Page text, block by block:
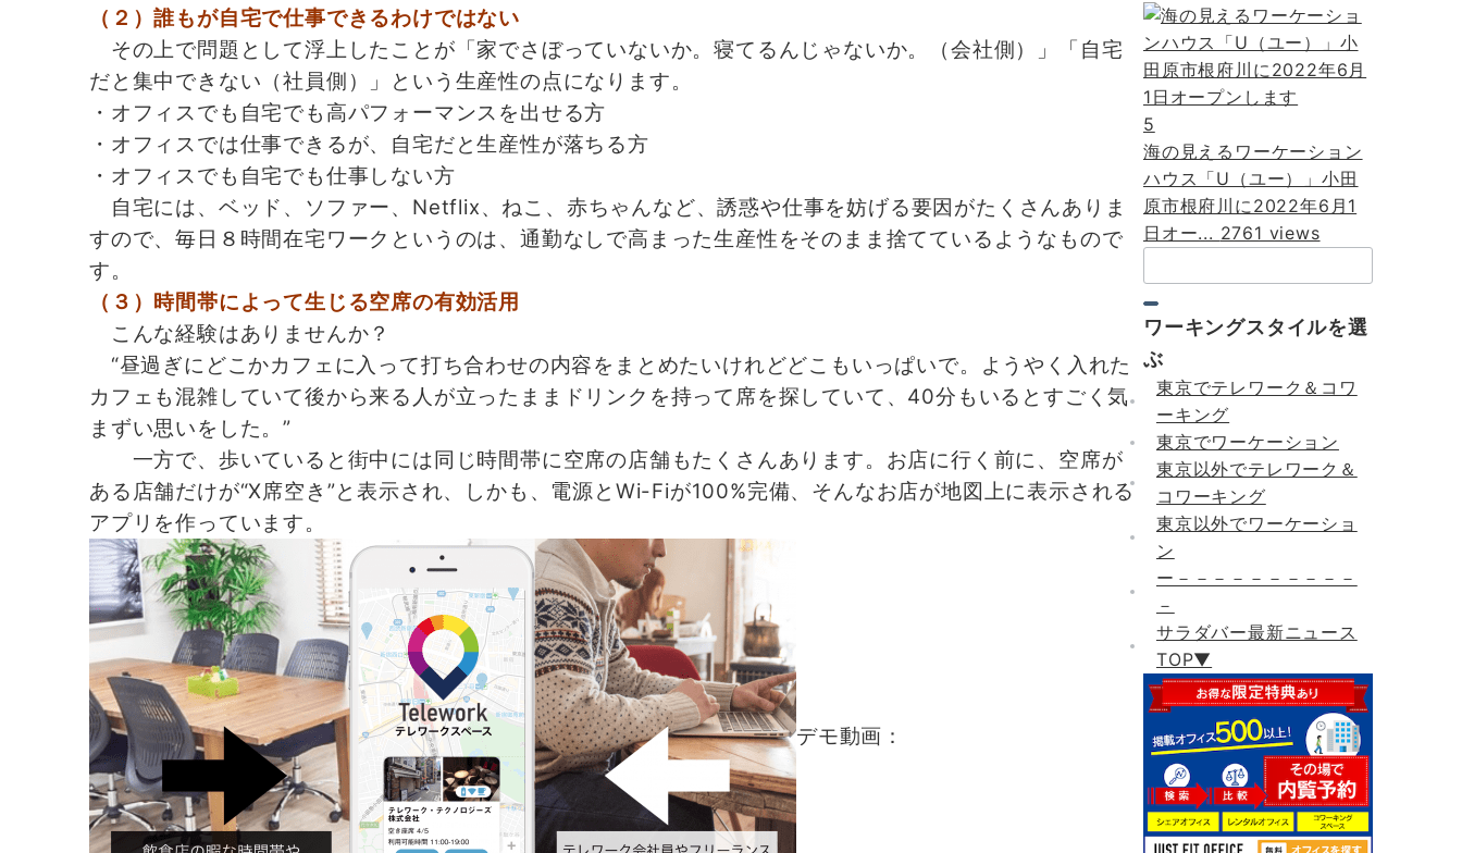
（２）誰もが自宅で仕事できるわけではない
その上で問題として浮上したことが「家でさぼっていないか。寝てるんじゃないか。（会社側）」「自宅
だと集中できない（社員側）」という生産性の点になります。
・オフィスでも自宅でも高パフォーマンスを出せる方
・オフィスでは仕事できるが、自宅だと生産性が落ちる方
・オフィスでも自宅でも仕事しない方
自宅には、ベッド、ソファー、Netflix、ねこ、赤ちゃんなど、誘惑や仕事を妨げる要因がたくさんありま
すので、毎日８時間在宅ワークというのは、通勤なしで高まった生産性をそのまま捨てているようなもので
す。
（３）時間帯によって生じる空席の有効活用
こんな経験はありませんか？
“昼過ぎにどこかカフェに入って打ち合わせの内容をまとめたいけれどどこもいっぱいで。ようやく入れた
カフェも混雑していて後から来る人が立ったままドリンクを持って席を探していて、40分もいるとすごく気
まずい思いをした。”
一方で、歩いていると街中には同じ時間帯に空席の店舗もたくさんあります。お店に行く前に、空席が
ある店舗だけが“X席空き”と表示され、しかも、電源とWi-Fiが100%完備、そんなお店が地図上に表示される
アプリを作っています。
デモ動画：
5
海の見えるワーケーション
ハウス「U（ユー）」小田
原市根府川に2022年6月1
日オー... 2761 views
索：
ワーキングスタイルを選
ぶ
東京でテレワーク＆コワ
ーキング
東京でワーケーション
東京以外でテレワーク＆
コワーキング
東京以外でワーケーショ
ン
ー－－－－－－－－－－
－
サラダバー最新ニュース
TOP▼